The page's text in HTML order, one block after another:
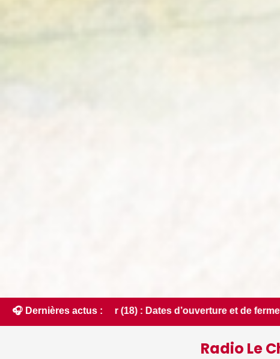
🎧 Dernières actus :de la chasse 2026 - chassons.com • 📰
Radio Le